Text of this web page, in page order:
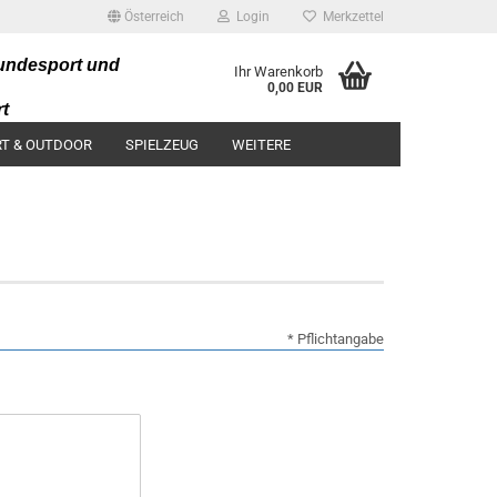
Österreich Login Merkzettel
und
Ihr Warenkorb
0,00 EUR
& OUTDOOR SPIELZEUG WEITERE
* Pflichtangabe